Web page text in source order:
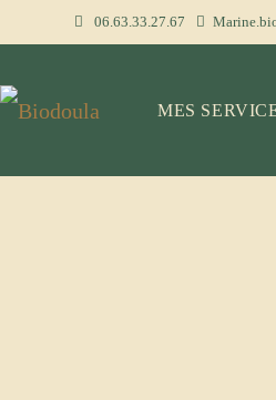
content
06.63.33.27.67
MES